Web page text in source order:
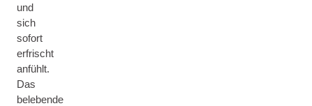
und
sich
sofort
erfrischt
anfühlt.
Das
belebende